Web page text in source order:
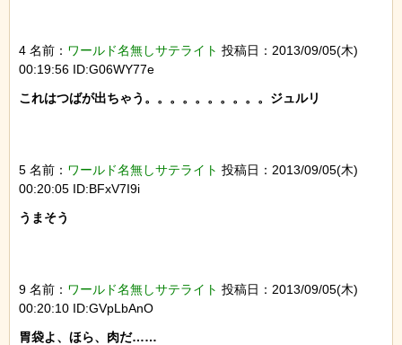
4 名前： ワールド名無しサテライト 投稿日：2013/09/05(木)
00:19:56 ID:G06WY77e
これはつばが出ちゃう。。。。。。。。。。ジュルリ
5 名前： ワールド名無しサテライト 投稿日：2013/09/05(木)
00:20:05 ID:BFxV7I9i
うまそう
9 名前： ワールド名無しサテライト 投稿日：2013/09/05(木)
00:20:10 ID:GVpLbAnO
胃袋よ、ほら、肉だ……